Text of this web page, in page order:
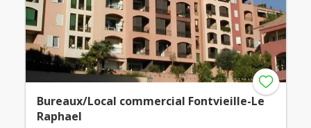
Bureaux/Local commercial Fontvieille-Le
Raphael